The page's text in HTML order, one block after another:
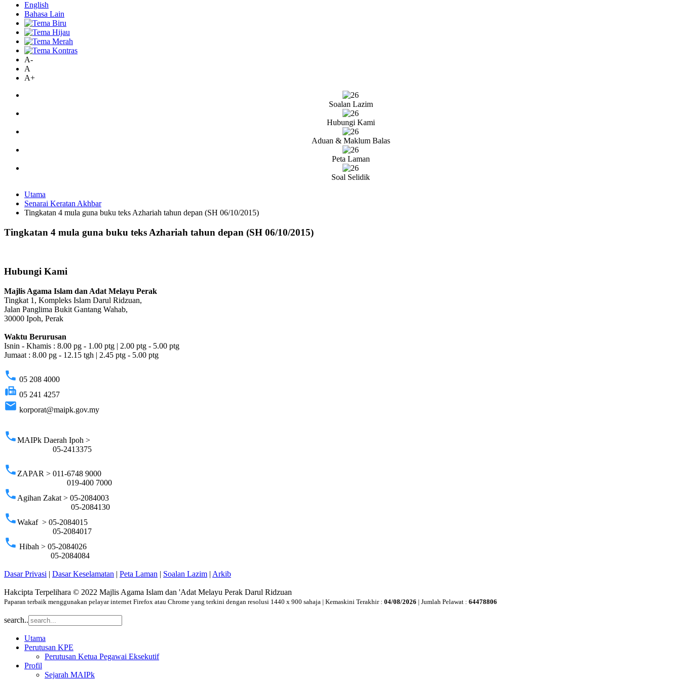
English
Bahasa Lain
A-
A
A+
Soalan Lazim
Hubungi Kami
Aduan & Maklum Balas
Peta Laman
Soal Selidik
Utama
Senarai Keratan Akhbar
Tingkatan 4 mula guna buku teks Azhariah tahun depan (SH 06/10/2015)
Tingkatan 4 mula guna buku teks Azhariah tahun depan (SH 06/10/2015)
Hubungi Kami
Majlis Agama Islam dan Adat Melayu Perak
Tingkat 1, Kompleks Islam Darul Ridzuan,
Jalan Panglima Bukit Gantang Wahab,
30000 Ipoh, Perak
Waktu Berurusan
Isnin - Khamis : 8.00 pg - 1.00 ptg | 2.00 ptg - 5.00 ptg
Jumaat : 8.00 pg - 12.15 tgh | 2.45 ptg - 5.00 ptg
phone 05 208 4000
fax 05 241 4257
email korporat@maipk.gov.my
phoneMAIPk Daerah Ipoh >
05-2413375
phone ZAPAR > 011-6748 9000
019-400 7000
phone Agihan Zakat > 05-2084003
05-2084130
phoneWakaf > 05-2084015
05-2084017
phone Hibah > 05-2084026
05-2084084
Dasar Privasi | Dasar Keselamatan | Peta Laman | Soalan Lazim | Arkib
Hakcipta Terpelihara © 2022 Majlis Agama Islam dan 'Adat Melayu Perak Darul Ridzuan
Paparan terbaik menggunakan pelayar internet Firefox atau Chrome yang terkini dengan resolusi 1440 x 900 sahaja | Kemaskini Terakhir : 04/08/2026 | Jumlah Pelawat : 64478806
search..
Utama
Perutusan KPE
Perutusan Ketua Pegawai Eksekutif
Profil
Sejarah MAIPk